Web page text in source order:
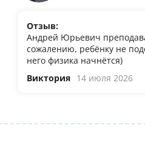
Отзыв:
Андрей Юрьевич
сожалению, ребёнку не
него физика начнётся)
Виктория 14 июля 2026